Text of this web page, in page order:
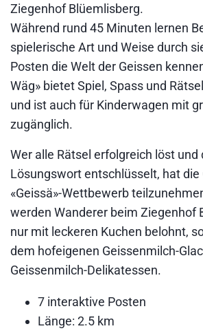
Ziegenhof Blüemlisberg.
Während rund 45 Minuten lernen
spielerische Art und Weise durch
Posten die Welt der Geissen
Wäg» bietet Spiel, Spass und
und ist auch für Kinderwagen mit
zugänglich.
Wer alle Rätsel erfolgreich löst und
Lösungswort entschlüsselt, hat die
«Geissä»-Wettbewerb
werden Wanderer beim Ziegenhof
nur mit leckeren Kuchen belohnt,
dem hofeigenen Geissenmilch-
Geissenmilch-Delikatessen.
7 interaktive Posten
Länge: 2.5 km